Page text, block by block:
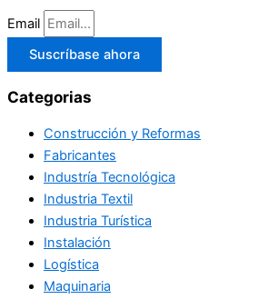
Email
Suscríbase ahora
Categorias
Construcción y Reformas
Fabricantes
Industría Tecnológica
Industria Textil
Industria Turística
Instalación
Logística
Maquinaria